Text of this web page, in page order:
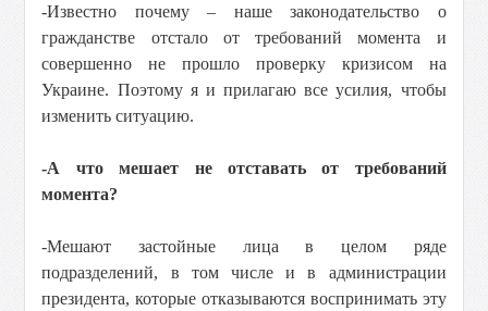
-Известно почему – наше законодательство о
гражданстве отстало от требований момента и
совершенно не прошло проверку кризисом на
Украине. Поэтому я и прилагаю все усилия, чтобы
изменить ситуацию.
-А что мешает не отставать от требований
момента?
-Мешают застойные лица в целом ряде
подразделений, в том числе и в администрации
президента, которые отказываются воспринимать эту